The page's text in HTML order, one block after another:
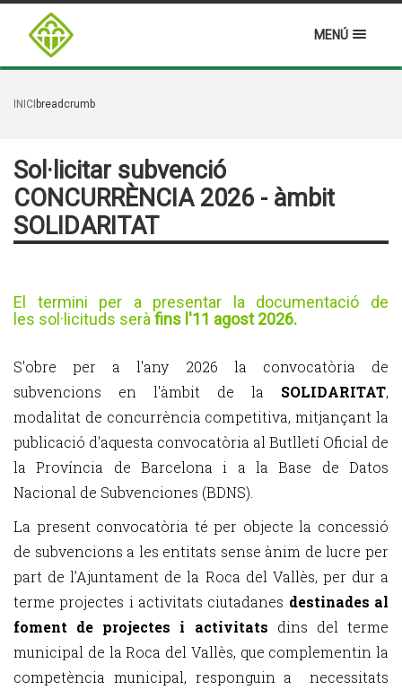
MENÚ
INICI breadcrumb
Sol·licitar subvenció
CONCURRÈNCIA 2026 - àmbit
SOLIDARITAT
El termini per a presentar la documentació de
les sol·licituds serà fins l'11 agost 2026.
S'obre per a l'any 2026 la convocatòria de
subvencions en l'àmbit de la SOLIDARITAT,
modalitat de concurrència competitiva, mitjançant la
publicació d'aquesta convocatòria al Butlletí Oficial de
la Província de Barcelona i a la Base de Datos
Nacional de Subvenciones (BDNS).
La present convocatòria té per objecte la concessió
de subvencions a les entitats sense ànim de lucre per
part de l’Ajuntament de la Roca del Vallès, per dur a
terme projectes i activitats ciutadanes destinades al
foment de projectes i activitats dins del terme
municipal de la Roca del Vallès, que complementin la
competència municipal, responguin a necessitats